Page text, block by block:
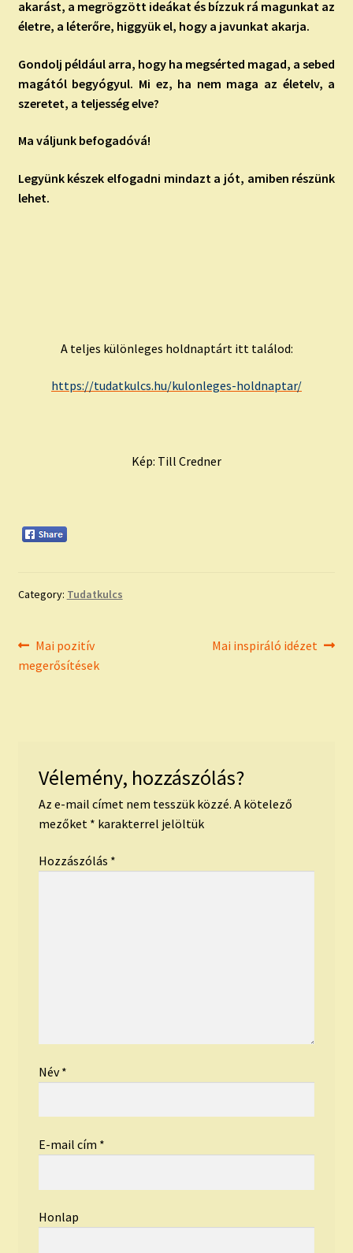
akarást, a megrögzött ideákat és bízzuk rá magunkat az
életre, a léterőre, higgyük el, hogy a javunkat akarja.
Gondolj például arra, hogy ha megsérted magad, a sebed
magától begyógyul. Mi ez, ha nem maga az életelv, a
szeretet, a teljesség elve?
Ma váljunk befogadóvá!
Legyünk készek elfogadni mindazt a jót, amiben részünk
lehet.
A teljes különleges holdnaptárt itt találod:
https://tudatkulcs.hu/kulonleges-holdnaptar/
Kép: Till Credner
Category: Tudatkulcs
Bejegyzés
navigáció
Previous
post:
Mai pozitív
megerősítések
Next
Mai inspiráló idézet
Vélemény, hozzászólás?
Az e-mail címet nem tesszük közzé. A kötelező
mezőket * karakterrel jelöltük
Hozzászólás *
Név*
E-mail cím *
Honlap